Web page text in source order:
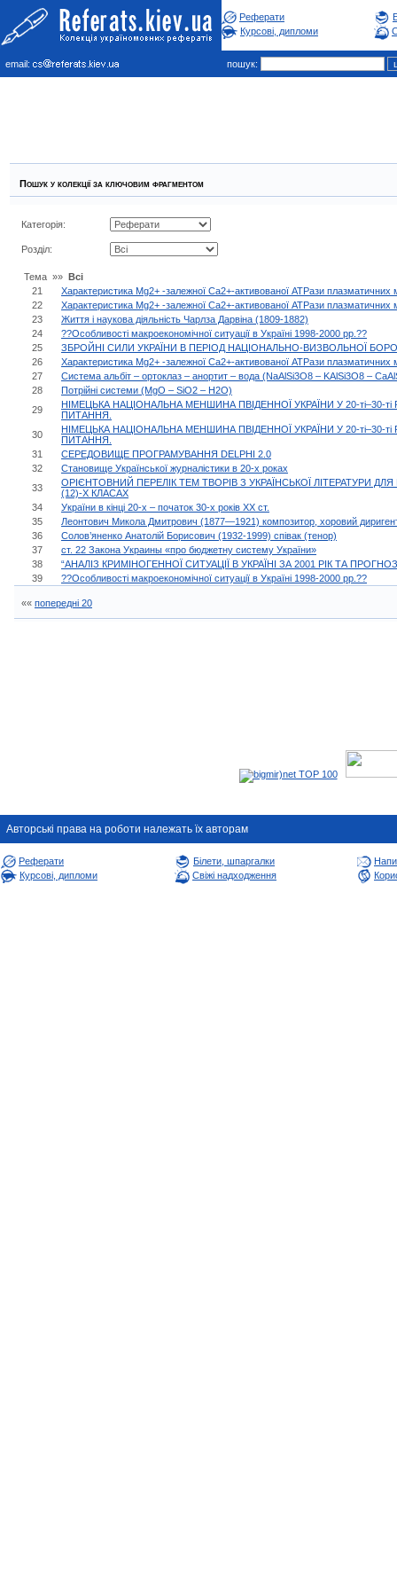
Реферати
Курсові, дипломи
email: пошук:
Пошук у колекцiї за ключовим фрагментом
Категорiя:
Роздiл:
Тема »» Всі
21
Характеристика Mg2+ -залежної Сa2+-активованої ATPази
22
Характеристика Mg2+ -залежної Сa2+-активованої ATPази
23
Життя і наукова діяльність Чарлза Дарвіна (1809-1882)
24
??Особливості макроекономічної ситуації в Україні 1998-2000 рр.??
25
ЗБРОЙНІ СИЛИ УКРАЇНИ В ПЕРІОД НАЦІОНАЛЬНО-ВИЗВОЛЬНОЇ
26
Характеристика Mg2+ -залежної Сa2+-активованої ATPази
27
Система альбіт – ортоклаз – анортит – вода (NaAlSi3O8 – KАlSi3O8 –
28
Потрійні системи (MgO – SiO2 – H2O)
29
НІМЕЦЬКА НАЦІОНАЛЬНА МЕНШИНА ПВІДЕННОЇ УКРАЇНИ У 20-ті–30-ті
ПИТАННЯ.
30
НІМЕЦЬКА НАЦІОНАЛЬНА МЕНШИНА ПВІДЕННОЇ УКРАЇНИ У 20-ті–30-ті
ПИТАННЯ.
31
СЕРЕДОВИЩЕ ПРОГРАМУВАННЯ DELPHI 2.0
32
Становище Української журналістики в 20-х роках
33
ОРІЄHТОВHИЙ ПЕРЕЛІК ТЕМ ТВОРІВ З УКРАЇHСЬКОЇ ЛІТЕРАТУРИ
(12)-Х КЛАСАХ
34
України в кінці 20-х – початок 30-х років ХХ ст.
35
Леонтович Микола Дмитрович (1877—1921) композитор, хоровий
36
Солов’яненко Анатолій Борисович (1932-1999) співак (тенор)
37
ст. 22 Закона Украины «про бюджетну систему України»
38
“АНАЛІЗ КРИМІНОГЕННОЇ СИТУАЦІЇ В УКРАЇНІ ЗА 2001 РІК ТА ПРОГНОЗ
39
??Особливості макроекономічної ситуації в Україні 1998-2000 рр.??
«« попередні 20
Авторськi права на роботи належать їх авторам
Реферати Білети, шпаргалки
Курсові, дипломи
Свіжі надходження